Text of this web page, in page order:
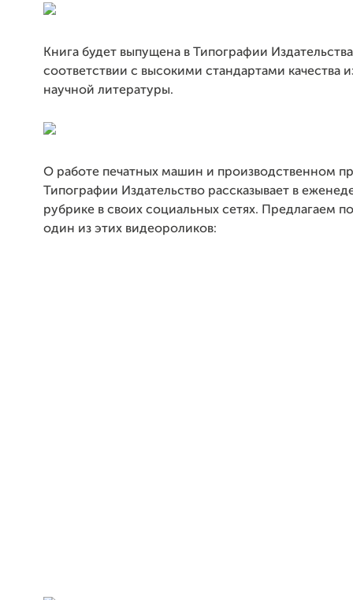
Книга будет выпущена в Типографии Издательства
соответствии с высокими стандартами качества
научной литературы.
О работе печатных машин и производственном
Типографии Издательство рассказывает в
рубрике в своих социальных сетях. Предлагаем
один из этих видеороликов: